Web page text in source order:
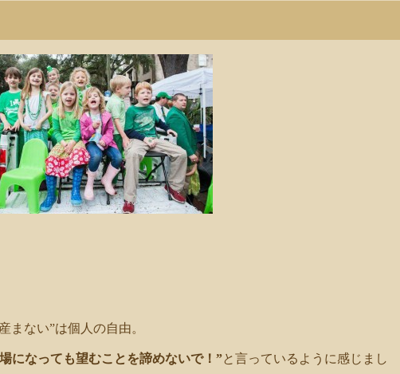
まない”は個人の自由。
になっても望むことを諦めないで！”と言っているように感じまし